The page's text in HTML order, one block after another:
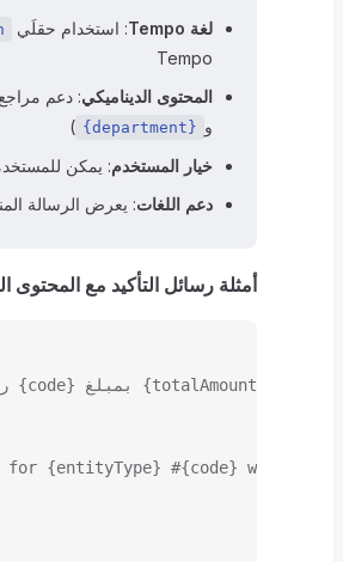
لغة Tempo : استخدام حقلَي
Tempo
المحتوى الديناميكي: دعم
و {department}
)
خيار المستخدم: يمكن
دعم اللغات: يعرض الرسالة
أمثلة رسائل التأكيد مع المحتوى
{entityType} #{code} with